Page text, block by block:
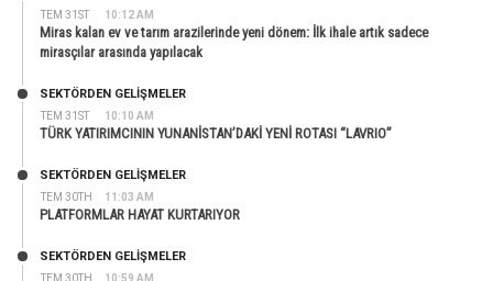
TEM 31ST 10:12 AM
Miras kalan ev ve tarım arazilerinde yeni dönem: İlk ihale artık sadece
mirasçılar arasında yapılacak
TEM 31ST 10:10 AM
SEKTÖRDEN GELIŞMELER
TÜRK YATIRIMCININ YUNANİSTAN’DAKİ YENİ ROTASI “LAVRIO”
TEM 30TH 11:03 AM
SEKTÖRDEN GELIŞMELER
PLATFORMLAR HAYAT KURTARIYOR
SEKTÖRDEN GELIŞMELER